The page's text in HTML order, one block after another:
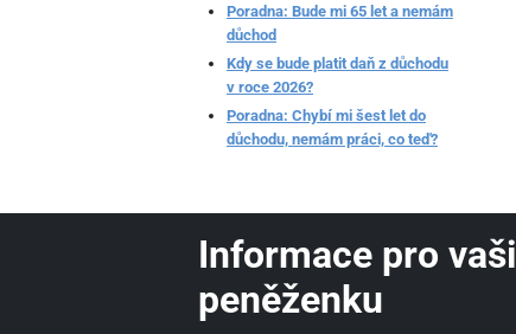
Poradna: Bude mi 65 let a nemám
důchod
Kdy se bude platit daň z důchodu
v roce 2026?
Poradna: Chybí mi šest let do
důchodu, nemám práci, co teď?
Informace pro vaši
peněženku